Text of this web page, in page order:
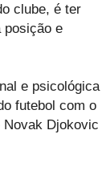
clube, é ter
posição e
e psicológica
futebol com o
Novak Djokovic